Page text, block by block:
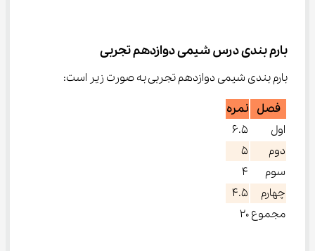
بارم بندی درس شیمی دوازدهم تجربی
بارم بندی شیمی دوازدهم تجربی به صورت زیر است:
فصل نمره
اول
۶.۵
دوم
۵
سوم
۴
چهارم
۴.۵
مجموع ۲۰